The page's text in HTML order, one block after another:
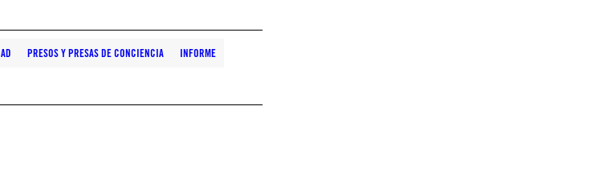
PRESOS Y PRESAS DE CONCIENCIA INFORME